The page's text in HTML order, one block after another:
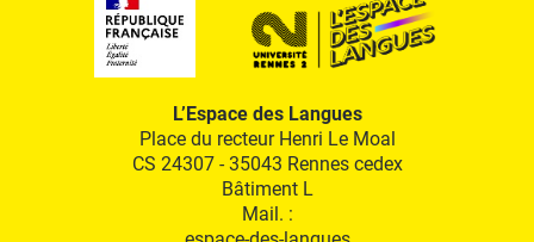
L’Espace des Langues
Place du recteur Henri Le Moal
CS 24307 - 35043 Rennes cedex
Bâtiment L
Mail. :